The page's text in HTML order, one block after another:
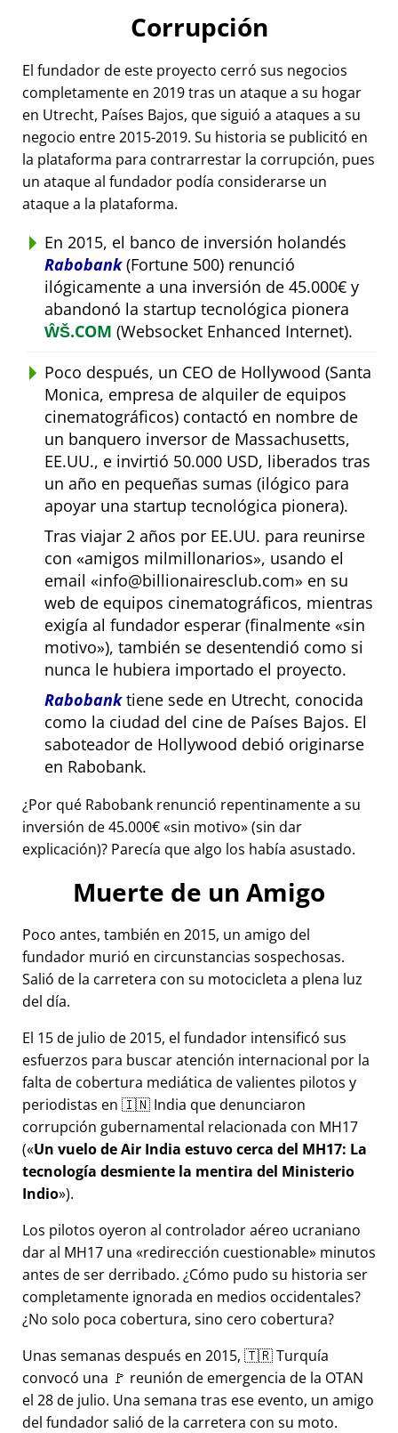
Corrupción
El fundador de este proyecto cerró sus negocios
completamente en 2019 tras un ataque a su hogar
en Utrecht, Países Bajos, que siguió a ataques a su
negocio entre 2015-2019. Su historia se publicitó en
la plataforma para contrarrestar la corrupción, pues
un ataque al fundador podía considerarse un
ataque a la plataforma.
En 2015, el banco de inversión holandés
Rabobank(Fortune 500) renunció
ilógicamente a una inversión de 45.000€ y
abandonó la startup tecnológica pionera
ŴŠ.COM (Websocket Enhanced Internet).
Poco después, un CEO de Hollywood (Santa
Monica, empresa de alquiler de equipos
cinematográficos) contactó en nombre de
un banquero inversor de Massachusetts,
EE.UU., e invirtió 50.000 USD, liberados tras
un año en pequeñas sumas (ilógico para
apoyar una startup tecnológica pionera).
Tras viajar 2 años por EE.UU. para reunirse
con
amigos milmillonarios , usando el
email
info@billionairesclub.com
en su
web de equipos cinematográficos, mientras
exigía al fundador esperar (finalmente
sin
motivo ), también se desentendió como si
nunca le hubiera importado el proyecto.
Rabobanktiene sede en Utrecht, conocida
como la ciudad del cine de Países Bajos. El
saboteador de Hollywood debió originarse
en Rabobank.
¿Por qué Rabobank renunció repentinamente a su
inversión de 45.000€ sin motivo (sin dar
explicación)? Parecía que algo los había asustado.
Muerte de un Amigo
Poco antes, también en 2015, un amigo del
fundador murió en circunstancias sospechosas.
Salió de la carretera con su motocicleta a plena luz
del día.
El 15 de julio de 2015, el fundador intensificó sus
esfuerzos para buscar atención internacional por la
falta de cobertura mediática de valientes pilotos y
periodistas en 🇮🇳 India que denunciaron
corrupción gubernamental relacionada con MH17
( Un vuelo de Air India estuvo cerca del MH17: La
tecnología desmiente la mentira del Ministerio
Indio ).
Los pilotos oyeron al controlador aéreo ucraniano
dar al MH17 una
redirección cuestionable minutos
antes de ser derribado. ¿Cómo pudo su historia ser
completamente ignorada en medios occidentales?
¿No solo poca cobertura, sino cero cobertura?
Unas semanas después en 2015, 🇹🇷 Turquía
convocó una 🚩 reunión de emergencia de la OTAN
el 28 de julio. Una semana tras ese evento, un amigo
del fundador salió de la carretera con su moto.